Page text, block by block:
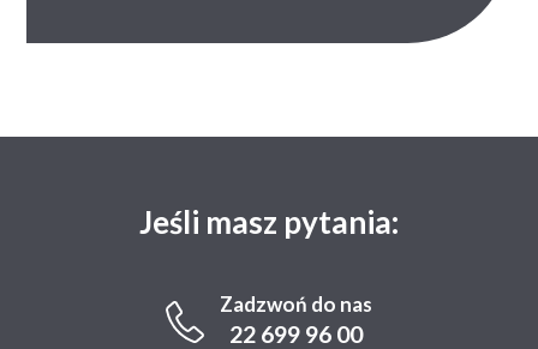
Jeśli masz pytania:
Zadzwoń do nas
22 699 96 00